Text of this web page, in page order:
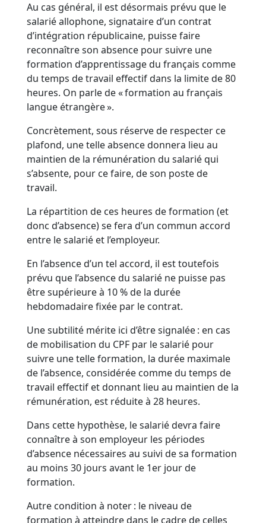
Au cas général, il est désormais prévu que le
salarié allophone, signataire d’un contrat
d’intégration républicaine, puisse faire
reconnaître son absence pour suivre une
formation d’apprentissage du français comme
du temps de travail effectif dans la limite de 80
heures. On parle de « formation au français
langue étrangère ».
Concrètement, sous réserve de respecter ce
plafond, une telle absence donnera lieu au
maintien de la rémunération du salarié qui
s’absente, pour ce faire, de son poste de
travail.
La répartition de ces heures de formation (et
donc d’absence) se fera d’un commun accord
entre le salarié et l’employeur.
En l’absence d’un tel accord, il est toutefois
prévu que l’absence du salarié ne puisse pas
être supérieure à 10 % de la durée
hebdomadaire fixée par le contrat.
Une subtilité mérite ici d’être signalée : en cas
de mobilisation du CPF par le salarié pour
suivre une telle formation, la durée maximale
de l’absence, considérée comme du temps de
travail effectif et donnant lieu au maintien de la
rémunération, est réduite à 28 heures.
Dans cette hypothèse, le salarié devra faire
connaître à son employeur les périodes
d’absence nécessaires au suivi de sa formation
au moins 30 jours avant le 1er jour de
formation.
Autre condition à noter : le niveau de
formation à atteindre dans le cadre de celles